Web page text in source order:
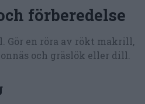
förberedelse
Gör en röra av rökt makrill,
och gräslök eller dill.